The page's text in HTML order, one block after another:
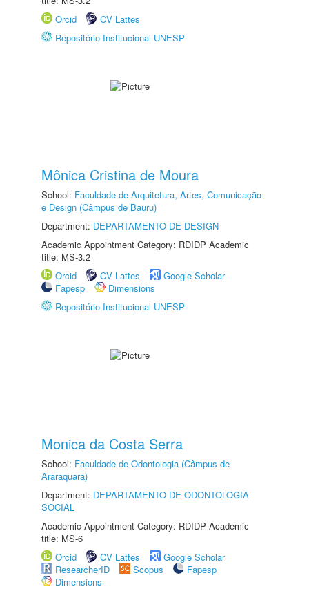
Orcid
CV Lattes
Repositório Institucional UNESP
Mônica Cristina de Moura
School: Faculdade de Arquitetura, Artes, Comunicação
e Design (Câmpus de Bauru)
Department: DEPARTAMENTO DE DESIGN
Academic Appointment Category: RDIDP Academic
title: MS-3.2
Orcid
CV Lattes
Google Scholar
Fapesp
Dimensions
Repositório Institucional UNESP
Monica da Costa Serra
School: Faculdade de Odontologia (Câmpus de
Araraquara)
Department: DEPARTAMENTO DE ODONTOLOGIA
SOCIAL
Academic Appointment Category: RDIDP Academic
title: MS-6
Orcid
CV Lattes
Google Scholar
ResearcherID
Scopus
Fapesp
Dimensions